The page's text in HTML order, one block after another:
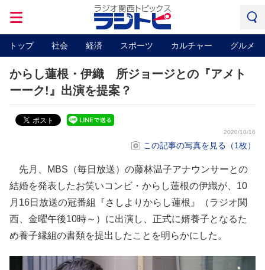
トップ 社会 経済 スポーツ カルチャー グルメ
からし蓮根・伊織 所ジョージとの『アメト
ーーク!』出演を提案？
2020/10/16
この記事の写真を見る（1枚）
先月、MBS（毎日放送）の藤林温子アナウンサーとの
結婚を発表したお笑いコンビ・からし蓮根の伊織が、10
月16日放送の冠番組『さしよりからし蓮根』（ラジオ関
西、金曜午後10時～）に出演し、正式に婿養子となるた
め養子縁組の書類を提出したことを明らかにした。